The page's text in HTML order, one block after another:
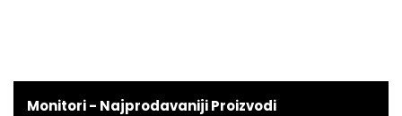
Monitori - Najprodavaniji Proizvodi